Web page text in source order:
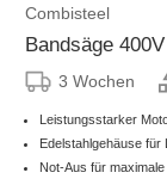
Combisteel
Bandsäge
3 Wochen
Leistungsstarker
Edelstahlgehäuse für
Not-Aus für